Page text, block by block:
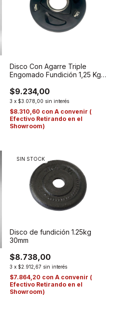
Disco Con Agarre Triple
Engomado Fundición 1,25 Kg
$9.234,00
3 x $3.078,00 sin interés
$8.310,60 con A convenir (
Efectivo Retirando en el
Showroom)
SIN STOCK
Disco de fundición 1.25kg
30mm
$8.738,00
3 x $2.912,67 sin interés
$7.864,20 con A convenir (
Efectivo Retirando en el
Showroom)